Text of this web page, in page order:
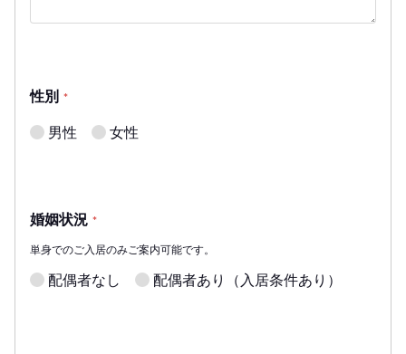
性別 *
男性 女性
婚姻状況 *
単身でのご入居のみご案内可能です。
配偶者なし 配偶者あり（入居条件あり）